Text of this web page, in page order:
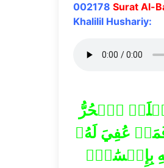
002178 Surat Al-
Khalilil Hushariy:
ٱلۡحُرُّ
عُفِيَ لَهُۥ
بِإِحۡسَٰنٖۗ